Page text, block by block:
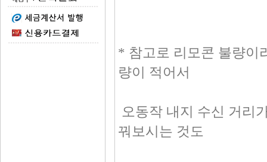
* 참고로 리모콘 불량이
량이 적어서
오동작 내지 수신 거리
꿔보시는 것도